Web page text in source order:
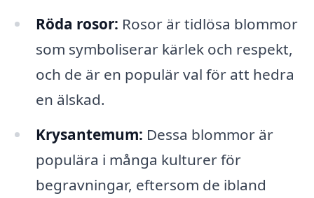
Röda rosor: Rosor är tidlösa blommor
som symboliserar kärlek och respekt,
och de är en populär val för att hedra
en älskad.
Krysantemum: Dessa blommor är
populära i många kulturer för
begravningar, eftersom de ibland